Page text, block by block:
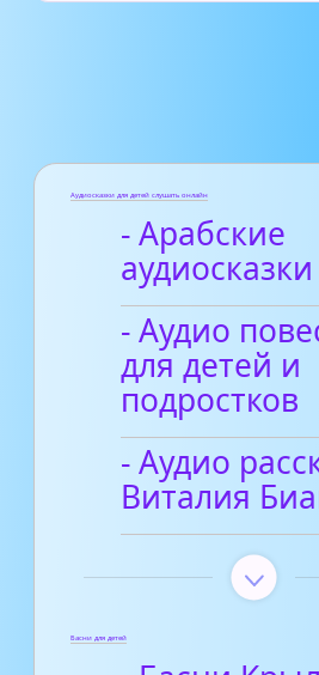
Аудиосказки для детей слушать онлайн
- Арабские
аудиосказки
- Аудио
для детей и
подростков
- Аудио
Виталия
Басни для детей